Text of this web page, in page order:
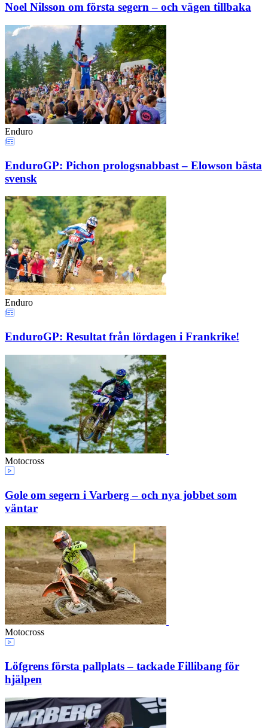
Noel Nilsson om första segern – och vägen tillbaka
Enduro
EnduroGP: Pichon prologsnabbast – Elowson bästa
svensk
Enduro
EnduroGP: Resultat från lördagen i Frankrike!
Motocross
Gole om segern i Varberg – och nya jobbet som
väntar
Motocross
Löfgrens första pallplats – tackade Fillibang för
hjälpen